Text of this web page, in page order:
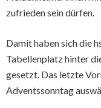
zufrieden sein dürfen.
Damit haben sich die
Tabellenplatz hinter
gesetzt. Das letzte
Adventssonntag